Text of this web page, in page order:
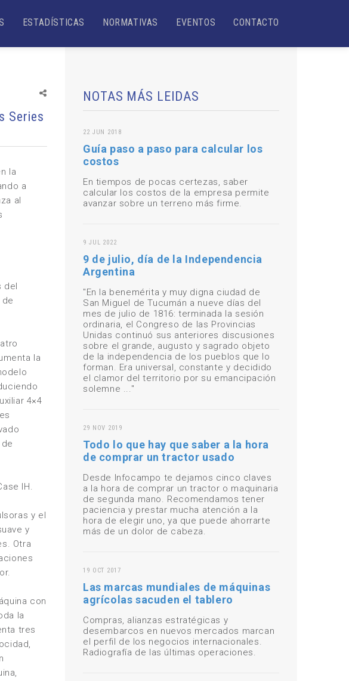
ESTADÍSTICAS NORMATIVAS EVENTOS CONTACTO
Series
la
a
al
del
la
4×4
IH.
y el
y
Otra
con
la
tres
NOTAS MÁS LEIDAS
22 JUN 2018
Guía paso a paso para calcular los
costos
En tiempos de pocas certezas, saber
calcular los costos de la empresa permite
avanzar sobre un terreno más firme.
9 JUL 2022
9 de julio, día de la Independencia
Argentina
"En la benemérita y muy digna ciudad de
San Miguel de Tucumán a nueve días del
mes de julio de 1816: terminada la sesión
ordinaria, el Congreso de las Provincias
Unidas continuó sus anteriores discusiones
sobre el grande, augusto y sagrado objeto
de la independencia de los pueblos que lo
forman. Era universal, constante y decidido
el clamor del territorio por su emancipación
solemne ..."
29 NOV 2019
Todo lo que hay que saber a la hora
de comprar un tractor usado
Desde Infocampo te dejamos cinco claves
a la hora de comprar un tractor o maquinaria
de segunda mano. Recomendamos tener
paciencia y prestar mucha atención a la
hora de elegir uno, ya que puede ahorrarte
más de un dolor de cabeza.
19 OCT 2017
Las marcas mundiales de máquinas
agrícolas sacuden el tablero
Compras, alianzas estratégicas y
desembarcos en nuevos mercados marcan
el perfil de los negocios internacionales.
Radiografía de las últimas operaciones.